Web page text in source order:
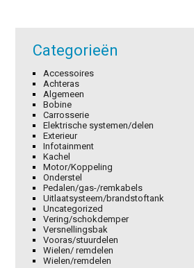
Categorieën
Accessoires
Achteras
Algemeen
Bobine
Carrosserie
Elektrische systemen/delen
Exterieur
Infotainment
Kachel
Motor/Koppeling
Onderstel
Pedalen/gas-/remkabels
Uitlaatsysteem/brandstoftank
Uncategorized
Vering/schokdemper
Versnellingsbak
Vooras/stuurdelen
Wielen/ remdelen
Wielen/remdelen